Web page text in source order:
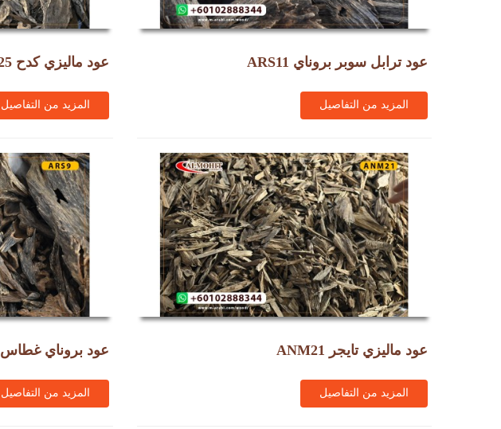
عود ترابل سوبر بروناي ARS11
المزيد من التفاصيل
عود ماليزي كدح ANB25
المزيد من التفاصيل
عود ماليزي تايجر ANM21
المزيد من التفاصيل
عود بروناي غطاس ARS9
المزيد من التفاصيل